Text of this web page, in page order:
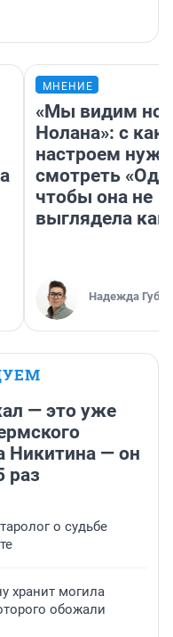
МНЕНИЕ
«Мы видим
Нолана»: с
настроем
смотреть
чтобы она не
выглядела как
Надежда
— это уже
Никитина — он
раз
о судьбе
хранит могила
обожали